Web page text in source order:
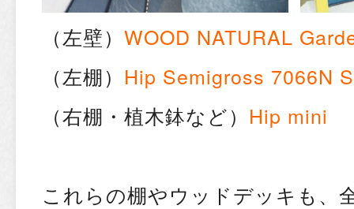
（左壁） WOOD NATURAL
（左棚） Hip Semigross 7066N
（右棚・植木鉢など） Hip mini
これらの棚やウッドデッキも、